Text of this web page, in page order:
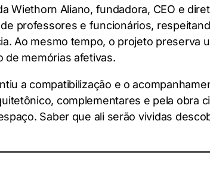
Wiethorn Aliano, fundadora, CEO e
professores e funcionários,
Ao mesmo tempo, o projeto preserva
de memórias afetivas.
a compatibilização e o
complementares e pela obra
Saber que ali serão vividas